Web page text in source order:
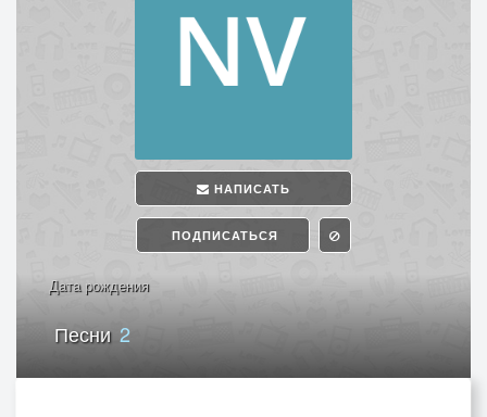
НАПИСАТЬ
ПОДПИСАТЬСЯ
Дата рождения
Песни 2